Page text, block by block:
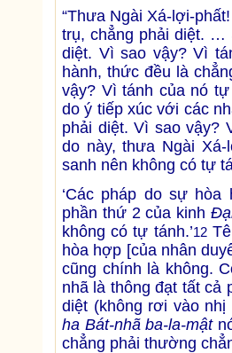
“Thưa Ngài Xá-lợi-
trụ, chẳng phải diệt. …
diệt. Vì sao vậy? Vì
hành, thức đều là
vậy? Vì tánh của nó
do ý tiếp xúc với các
phải diệt. Vì sao vậy?
do này, thưa Ngài
sanh nên không có tự
‘Các pháp do sự hòa
phần thứ 2 của kinh
không có tự tánh.’12
hòa hợp [của nhân
cũng chính là không.
nhã là thông đạt tất cả
diệt (không rơi vào
ha Bát-nhã ba-la-mật
chẳng phải thường